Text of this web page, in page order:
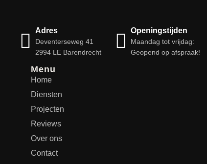
Adres
Deventerseweg 41
2994 LE Barendrecht
Openingstijden
Maandag tot vrijdag:
Geopend op afspraak!
Menu
Home
Diensten
Projecten
Reviews
Over ons
Contact